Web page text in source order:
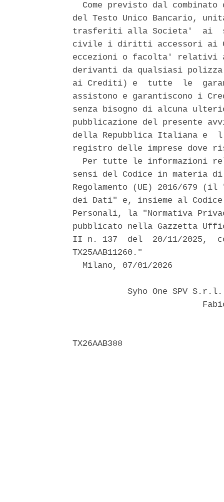
Come previsto dal combinato
del Testo Unico Bancario,
trasferiti alla Societa'  ai
civile i diritti accessori
eccezioni o facolta'
derivanti da qualsiasi
ai Crediti) e  tutte  le
assistono e garantiscono i
senza bisogno di alcuna
pubblicazione del presente
della Repubblica Italiana e
registro delle imprese
Per tutte le informazioni
sensi del Codice in materia
Regolamento (UE) 2016/679
dei Dati" e, insieme al
Personali, la "Normativa
pubblicato nella Gazzetta
II n. 137  del  20/11/2025,
TX25AAB11260."
  Milano, 07/01/2026
Syho One SPV